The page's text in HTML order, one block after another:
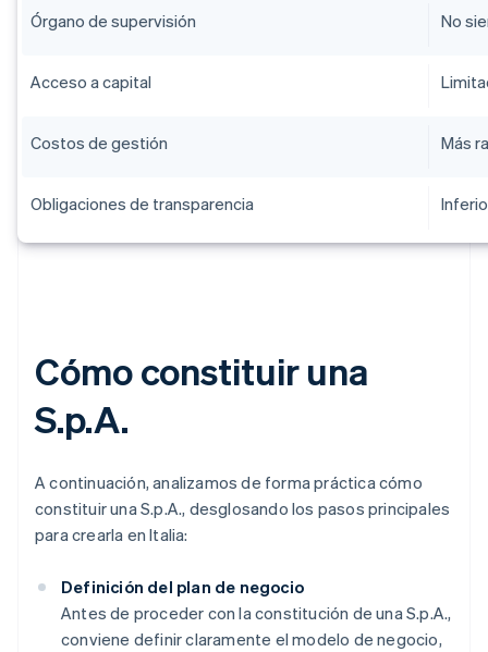
Órgano de supervisión No
Acceso a capital
Costos de gestión Más
Obligaciones de transparencia
Cómo constituir una
S.p.A.
A continuación, analizamos de forma práctica cómo
constituir una S.p.A., desglosando los pasos principales
para crearla en Italia:
Definición del plan de negocio
Antes de proceder con la constitución de una S.p.A.,
conviene definir claramente el modelo de negocio,